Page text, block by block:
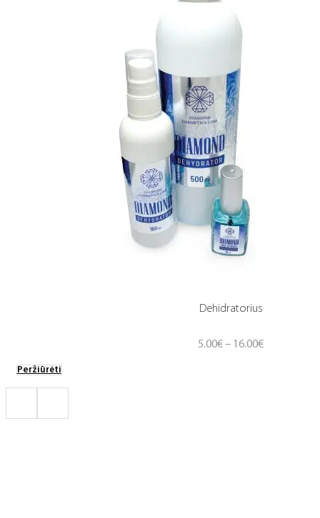
Dehidratorius
5.00€ – 16.00€Price
Peržiūrėti